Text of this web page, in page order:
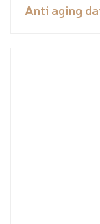
Anti aging